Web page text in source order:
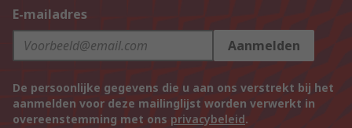
E-mailadres
Aanmelden
De persoonlijke gegevens die u aan ons verstrekt bij het
aanmelden voor deze mailinglijst worden verwerkt in
overeenstemming met ons privacybeleid.